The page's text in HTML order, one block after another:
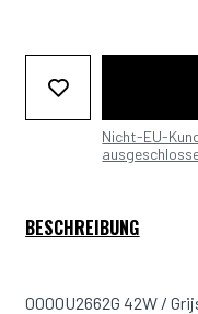
Nicht-EU-
BESCHREIBUNG
0000U2662G 42W /